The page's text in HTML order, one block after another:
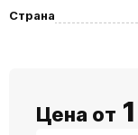
Страна
Цена от